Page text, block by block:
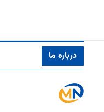
درباره ما